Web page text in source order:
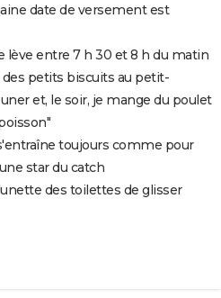
date de versement est
lève entre 7 h 30 et 8 h du matin
petits biscuits au petit-
et, le soir, je mange du poulet
toujours comme pour
star du catch
des toilettes de glisser